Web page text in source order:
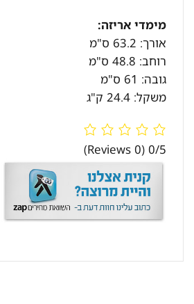
מימדי אריזה:
אורך: 63.2 ס"מ
רוחב: 48.8 ס"מ
גובה: 61 ס"מ
משקל: 24.4 ק"ג
0/5
(0 Reviews)